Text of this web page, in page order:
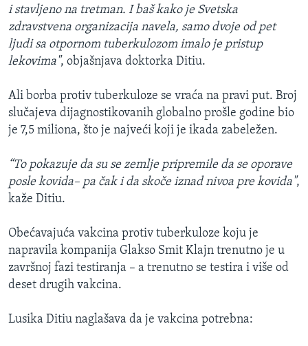
i stavljeno na tretman. I baš kako je Svetska
zdravstvena organizacija navela, samo dvoje od pet
ljudi sa otpornom tuberkulozom imalo je pristup
lekovima", objašnjava doktorka Ditiu.
Ali borba protiv tuberkuloze se vraća na pravi put. Broj
slučajeva dijagnostikovanih globalno prošle godine bio
je 7,5 miliona, što je najveći koji je ikada zabeležen.
“To pokazuje da su se zemlje pripremile da se oporave
posle kovida– pa čak i da skoče iznad nivoa pre kovida",
kaže Ditiu.
Obećavajuća vakcina protiv tuberkuloze koju je
napravila kompanija Glakso Smit Klajn trenutno je u
završnoj fazi testiranja – a trenutno se testira i više od
deset drugih vakcina.
Lusika Ditiu naglašava da je vakcina potrebna: